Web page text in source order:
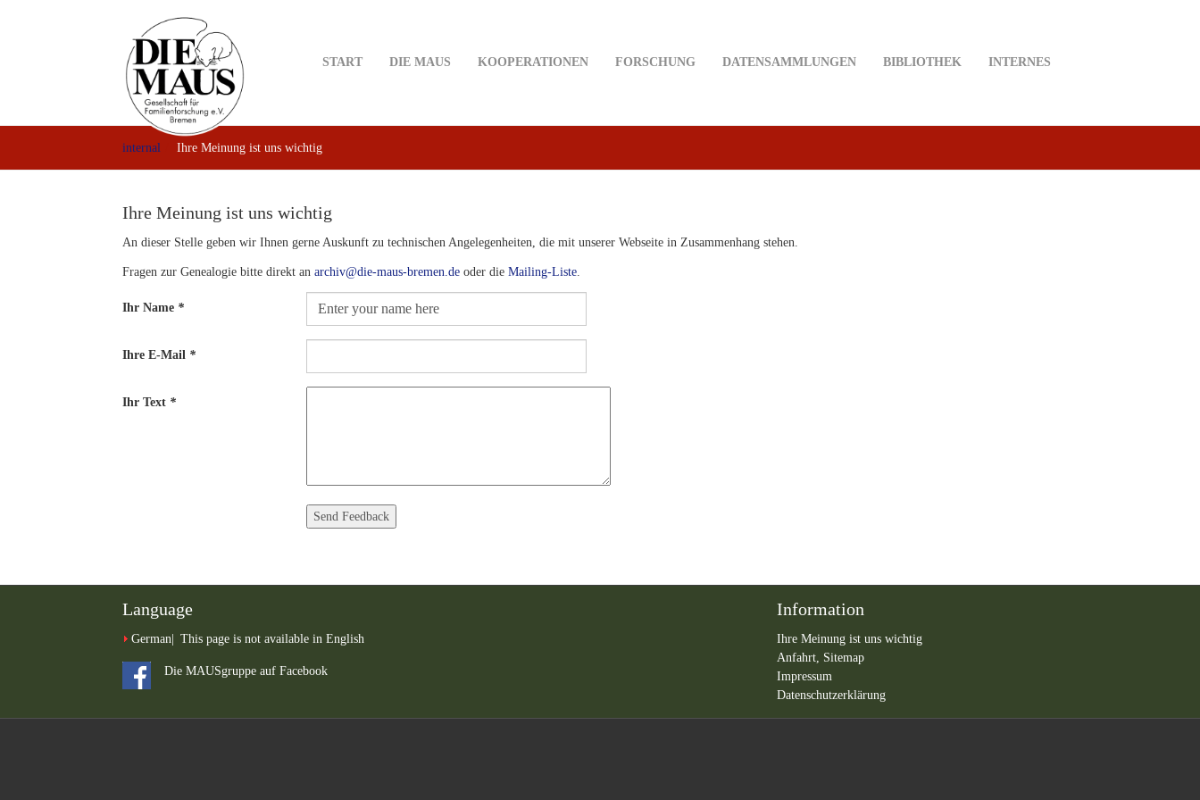
START DIE MAUS KOOPERATIONEN FORSCHUNG DATENSAMMLUNGEN BIBLIOTHEK INTERNES
internal Ihre Meinung ist uns wichtig
Ihre Meinung ist uns wichtig
An dieser Stelle geben wir Ihnen gerne Auskunft zu technischen Angelegenheiten, die mit unserer Webseite in Zusammenhang stehen.
Fragen zur Genealogie bitte direkt an archiv@die-maus-bremen.de oder die Mailing-Liste.
Ihr Name *
Ihre E-Mail *
Ihr Text *
Language
German This page is not available in English
Die MAUSgruppe auf Facebook
Information
Ihre Meinung ist uns wichtig
Anfahrt, Sitemap
Impressum
Datenschutzerklärung